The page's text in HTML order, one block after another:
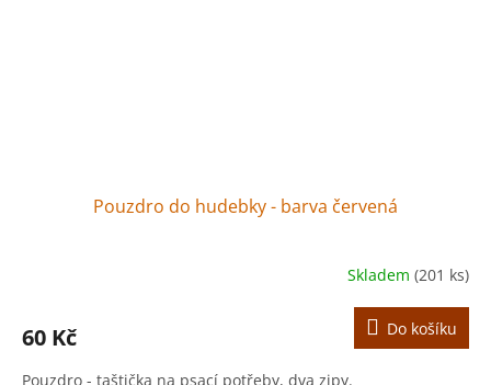
Pouzdro do hudebky - barva červená
Skladem (201 ks)
60 Kč Do košíku
Pouzdro - taštička na psací potřeby, dva zipy.